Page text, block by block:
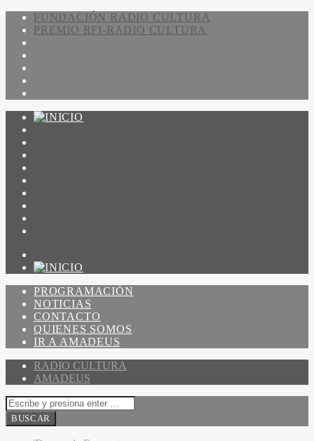
FUNDACIÓN RADIO CULTURA
PREMIO RFI-RADIO CULTURA
PROGRAMACIÓN
NOTICIAS
CONTACTO
QUIENES SOMOS
IR A AMADEUS
RADIO CULTURA
AMADEUS